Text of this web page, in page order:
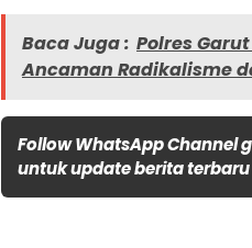
Baca Juga : Polres
Ancaman Radikalisme
Follow WhatsApp Channel
untuk update berita